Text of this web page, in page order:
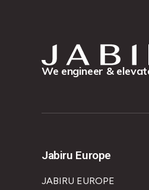
We engineer &
Jabiru Europe
JABIRU EUROPE